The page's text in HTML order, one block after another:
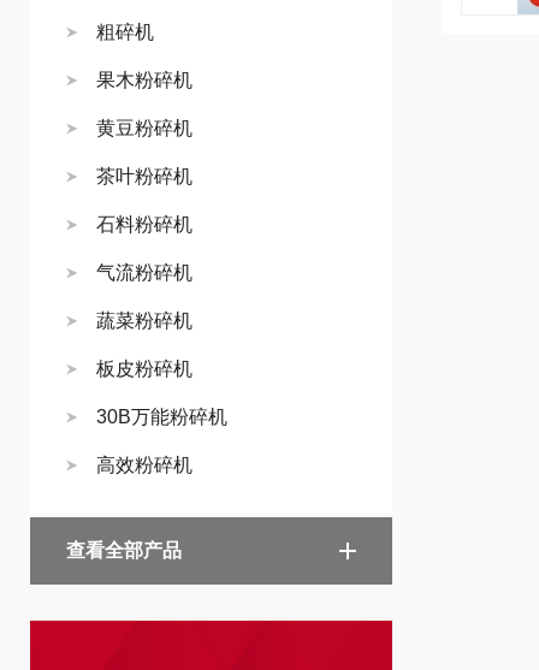
粗碎机
果木粉碎机
黄豆粉碎机
茶叶粉碎机
石料粉碎机
气流粉碎机
蔬菜粉碎机
板皮粉碎机
30B万能粉碎机
高效粉碎机
查看全部产品